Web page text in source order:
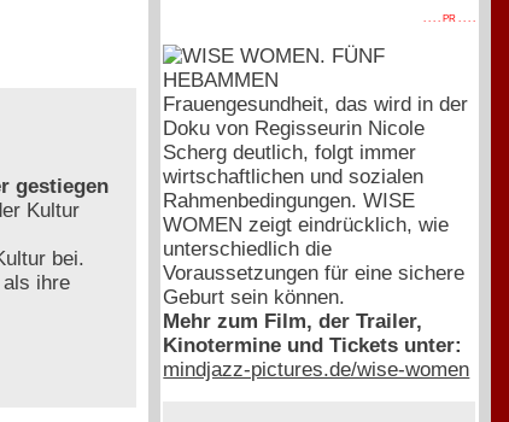
gestiegen
Kultur
bei.
ihre
. . . . PR . . . .
Frauengesundheit, das wird in der
Doku von Regisseurin Nicole
Scherg deutlich, folgt immer
wirtschaftlichen und sozialen
Rahmenbedingungen. WISE
WOMEN zeigt eindrücklich, wie
unterschiedlich die
Voraussetzungen für eine sichere
Geburt sein können.
Mehr zum Film, der Trailer,
Kinotermine und Tickets unter:
mindjazz-pictures.de/wise-women